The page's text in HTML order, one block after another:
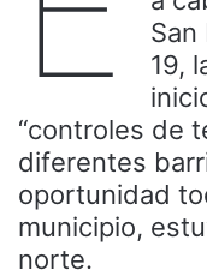
19,
“controles de
diferentes
oportunidad
municipio,
norte.